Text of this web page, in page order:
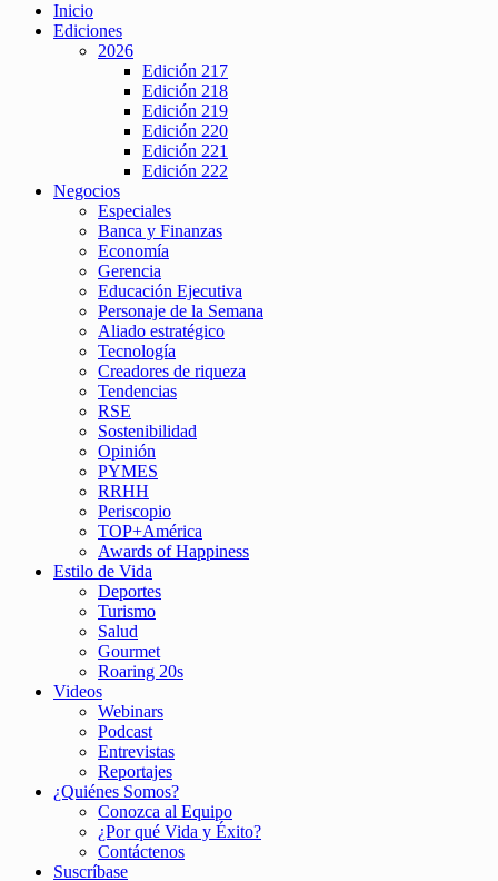
Inicio
Ediciones
2026
Edición 217
Edición 218
Edición 219
Edición 220
Edición 221
Edición 222
Negocios
Especiales
Banca y Finanzas
Economía
Gerencia
Educación Ejecutiva
Personaje de la Semana
Aliado estratégico
Tecnología
Creadores de riqueza
Tendencias
RSE
Sostenibilidad
Opinión
PYMES
RRHH
Periscopio
TOP+América
Awards of Happiness
Estilo de Vida
Deportes
Turismo
Salud
Gourmet
Roaring 20s
Videos
Webinars
Podcast
Entrevistas
Reportajes
¿Quiénes Somos?
Conozca al Equipo
¿Por qué Vida y Éxito?
Contáctenos
Suscríbase